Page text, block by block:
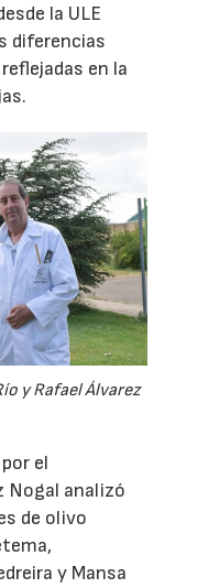
la ULE
diferencias
en la
y Rafael Álvarez
el
Nogal analizó
de olivo
y Mansa